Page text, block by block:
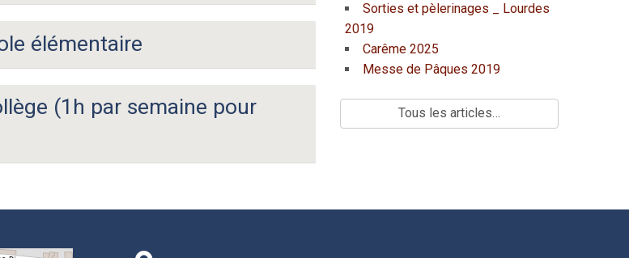
élémentaire
(1h par semaine pour
Sorties et pèlerinages _ Lourdes
2019
Carême 2025
Messe de Pâques 2019
Tous les articles…